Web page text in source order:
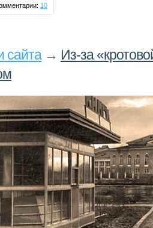
10
сайта→ Из-за